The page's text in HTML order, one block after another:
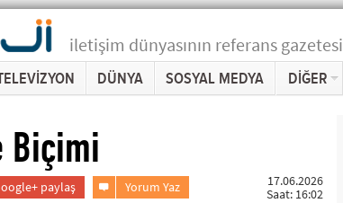
iletişim dünyasının referans gazetesi
DÜNYA SOSYAL MEDYA DİĞER
Biçimi
paylaş Yorum Yaz
17.06.2026
Saat: 16:02